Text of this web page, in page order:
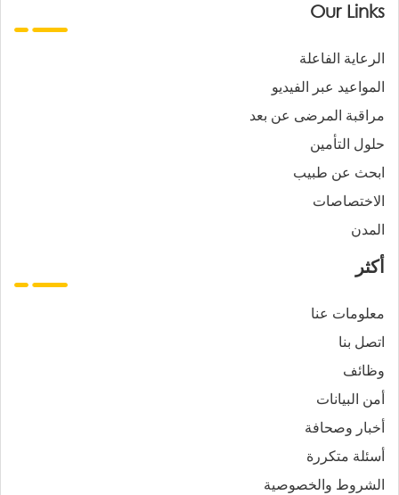
Our Links
الرعاية الفاعلة
المواعيد عبر الفيديو
مراقبة المرضى عن بعد
حلول التأمين
ابحث عن طبيب
الاختصاصات
المدن
أكثر
معلومات عنا
اتصل بنا
وظائف
أمن البيانات
أخبار وصحافة
أسئلة متكررة
الشروط والخصوصية